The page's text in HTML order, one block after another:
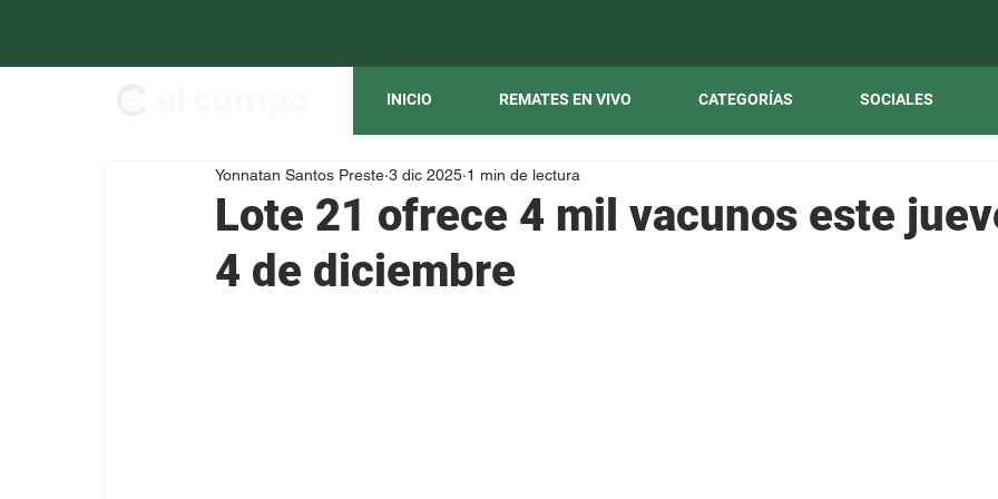
INICIO REMATES EN VIVO CATEGORÍAS SOCIALES
Lote 21 ofrece 4 mil vacunos este
4 de diciembre
Yonnatan Santos Preste 3 dic 2025 1 min de lectura